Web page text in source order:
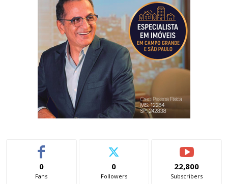
0
Fans
0
Followers
22,800
Subscribers